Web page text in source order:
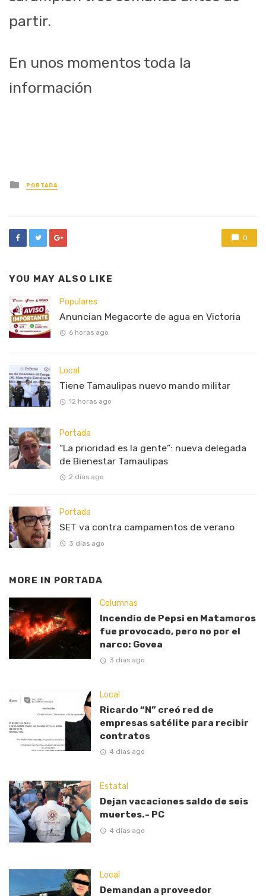
partir.
En unos momentos toda la
información
Posted
in
PORTADA
0
YOU MAY ALSO LIKE
Populares
Anuncian Megacorte de agua en Victoria
6 horas ago
Local
Tiene Tamaulipas nuevo mando militar
12 horas ago
Portada
“La prioridad es la gente”: nueva delegada
de Bienestar Tamaulipas
2 días ago
Portada
SET va contra campamentos de verano
3 días ago
MORE IN PORTADA
Columnas
Incendio de Pepsi en Matamoros
fue provocado, pero no por el
narco: Govea
3 días ago
Local
Ricardo “N” creó red de
empresas satélite para recibir
contratos
4 días ago
Estatal
Dejan vacaciones saldo de seis
muertes.- PC
4 días ago
Local
Demandan a proveedor